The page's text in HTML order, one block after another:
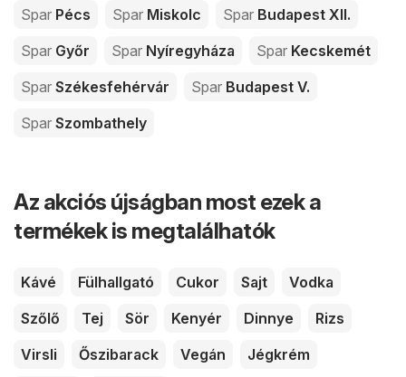
Spar Pécs Spar Miskolc Spar Budapest XII.
Spar Győr Spar Nyíregyháza Spar Kecskemét
Spar Székesfehérvár Spar Budapest V.
Spar Szombathely
Az akciós újságban most ezek a
termékek is megtalálhatók
Kávé Fülhallgató Cukor Sajt
Vodka
Szőlő
Tej Sör Kenyér Dinnye
Rizs
Virsli
Őszibarack Vegán Jégkrém